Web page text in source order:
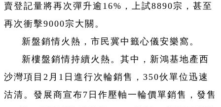
賣登記量將再次彈升逾16%，上試8890宗，甚至
再次衝擊9000宗大關。
新盤銷情火熱，市民冀中籤心儀安樂窩。
新樓盤銷情持續火熱。其中，新鴻基地產西
沙灣項目2月1日進行次輪銷售，350伙單位迅速
沽清。發展商宣布7日作壓軸一輪價單銷售，發售